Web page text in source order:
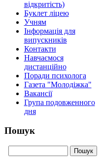
відкритість)
Буклет ліцею
Учням
Інформація для
випускників
Контакти
Навчаємося
дистанційно
Поради психолога
Газета "Молодіжка"
Вакансії
Група подовженного
дня
Пошук